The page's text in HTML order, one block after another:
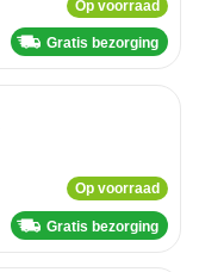
Op voorraad
Gratis bezorging
Op voorraad
Gratis bezorging